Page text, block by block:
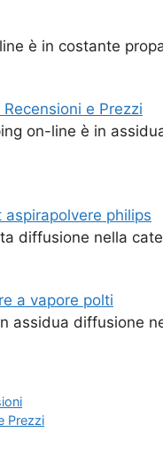
è in costante
e Prezzi
on-line è in
philips
diffusione nella
a vapore polti
assidua diffusione
Prezzi